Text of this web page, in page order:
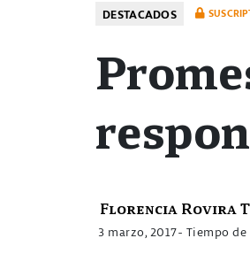
DESTACADOS
Florencia Rovira
3 marzo, 2017- Tiempo de